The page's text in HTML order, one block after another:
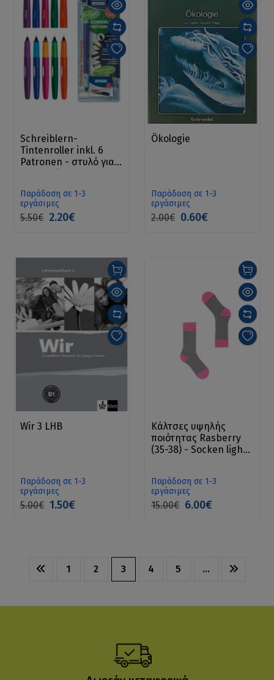
Schreiblern-
Tintenroller inkl. 6
Patronen - στυλό για
Παράδοση σε 1-3
εργάσιμες
5.50€ 2.20€
Ökologie
Παράδοση σε 1-3
εργάσιμες
2.00€ 0.60€
Wir 3 LHB
Παράδοση σε 1-3
εργάσιμες
5.00€ 1.50€
Κάλτσες υψηλής
ποιότητας Rasberry
(35-38) - Socken light
Παράδοση σε 1-3
εργάσιμες
15.00€ 6.00€
1 2 3 4 5 …